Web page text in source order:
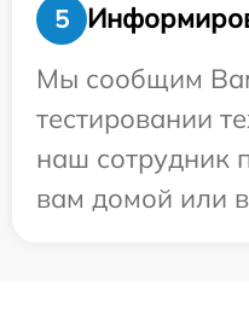
5
Мы сообщим
тестировании
наш сотрудник
вам домой или